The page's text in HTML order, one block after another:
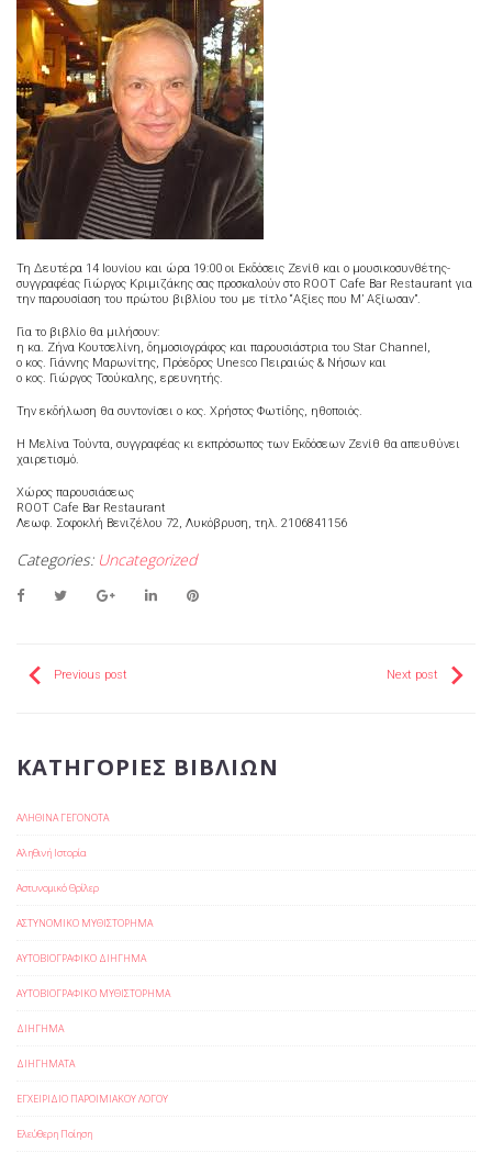
Τη Δευτέρα 14 Ιουνίου και ώρα 19:00 οι Εκδόσεις Ζενίθ και ο μουσικοσυνθέτης-
συγγραφέας Γιώργος Κριμιζάκης σας προσκαλούν στο ROOT Cafe Bar Restaurant για
την παρουσίαση του πρώτου βιβλίου του με τίτλο “Αξίες που Μ’ Αξίωσαν”.
Για το βιβλίο θα μιλήσουν:
η κα. Ζήνα Κουτσελίνη, δημοσιογράφος και παρουσιάστρια του Star Channel,
ο κος. Γιάννης Μαρωνίτης, Πρόεδρος Unesco Πειραιώς & Νήσων και
ο κος. Γιώργος Τσούκαλης, ερευνητής.
Την εκδήλωση θα συντονίσει ο κος. Χρήστος Φωτίδης, ηθοποιός.
Η Μελίνα Τούντα, συγγραφέας κι εκπρόσωπος των Εκδόσεων Ζενίθ θα απευθύνει
χαιρετισμό.
Χώρος παρουσιάσεως
ROOT Cafe Bar Restaurant
Λεωφ. Σοφοκλή Βενιζέλου 72, Λυκόβρυση, τηλ. 2106841156
Categories: Uncategorized
FacebookTwitter Google+LinkedInPinterest
ΠΛΟΉΓΗΣΗ
Previous post Next post
ΚΑΤΗΓΟΡΊΕΣ ΒΙΒΛΊΩΝ
ΑΛΗΘΙΝΑ ΓΕΓΟΝΟΤΑ
Αληθινή Ιστορία
Αστυνομικό Θρίλερ
ΑΣΤΥΝΟΜΙΚΟ ΜΥΘΙΣΤΟΡΗΜΑ
ΑΥΤΟΒΙΟΓΡΑΦΙΚΟ ΔΙΗΓΗΜΑ
ΑΥΤΟΒΙΟΓΡΑΦΙΚΟ ΜΥΘΙΣΤΟΡΗΜΑ
ΔΙΗΓΗΜΑ
ΔΙΗΓΗΜΑΤΑ
ΕΓΧΕΙΡΙΔΙΟ ΠΑΡΟΙΜΙΑΚΟΥ ΛΟΓΟΥ
Ελεύθερη Ποίηση